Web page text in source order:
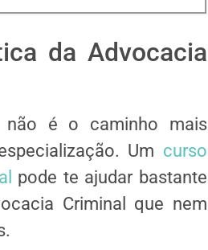
da Advocacia
não é o caminho mais
Um curso
pode te ajudar bastante
Criminal que nem